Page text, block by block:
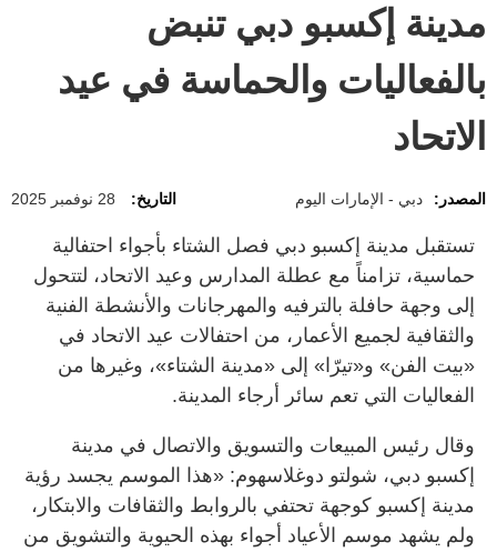
مدينة إكسبو دبي تنبض
بالفعاليات والحماسة في عيد
الاتحاد
المصدر: دبي - الإمارات اليوم التاريخ: 28 نوفمبر 2025
تستقبل مدينة إكسبو دبي فصل الشتاء بأجواء احتفالية
حماسية، تزامناً مع عطلة المدارس وعيد الاتحاد، لتتحول
إلى وجهة حافلة بالترفيه والمهرجانات والأنشطة الفنية
والثقافية لجميع الأعمار، من احتفالات عيد الاتحاد في
«بيت الفن» و«تيرّا» إلى «مدينة الشتاء»، وغيرها من
الفعاليات التي تعم سائر أرجاء المدينة.
وقال رئيس المبيعات والتسويق والاتصال في مدينة
إكسبو دبي، شولتو دوغلاسهوم: «هذا الموسم يجسد رؤية
مدينة إكسبو كوجهة تحتفي بالروابط والثقافات والابتكار،
ولم يشهد موسم الأعياد أجواء بهذه الحيوية والتشويق من